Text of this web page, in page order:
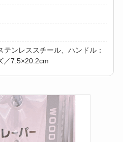
テンレススチール、ハンドル：
／7.5×20.2cm